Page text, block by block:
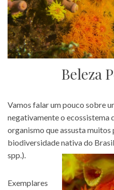
Beleza
Vamos falar um pouco sobre
negativamente o ecossistema
organismo que assusta muitos
biodiversidade nativa do
spp.).
Exemplares